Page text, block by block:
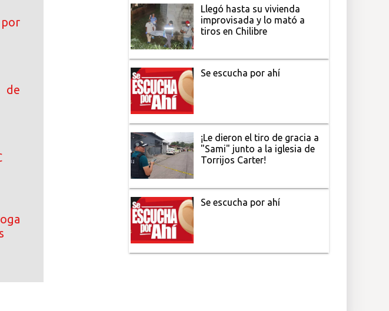
de
Llegó hasta su vivienda
improvisada y lo mató a
tiros en Chilibre
Se escucha por ahí
¡Le dieron el tiro de gracia a
"Sami" junto a la iglesia de
Torrijos Carter!
Se escucha por ahí